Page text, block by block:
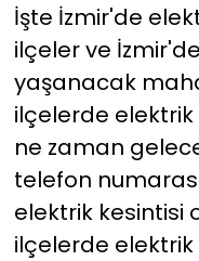
İşte İzmir'de
ilçeler ve
yaşanacak
ilçelerde elektrik
ne zaman
telefon
elektrik kesintisi
ilçelerde